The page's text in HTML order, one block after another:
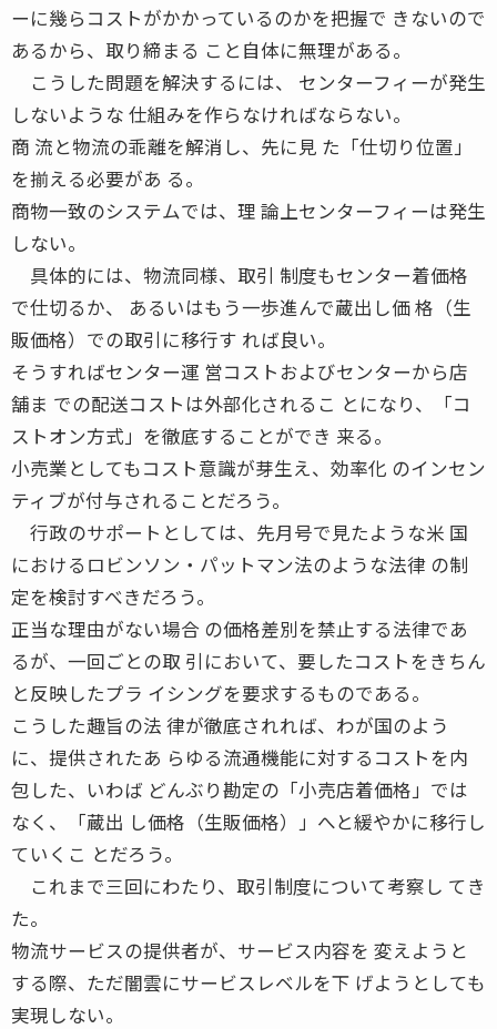
ーに幾らコストがかかっているのかを把握で きないので
あるから、取り締まる こと自体に無理がある。
こうした問題を解決するには、 センターフィーが発生
しないような 仕組みを作らなければならない。
商 流と物流の乖離を解消し、先に見 た「仕切り位置」
を揃える必要があ る。
商物一致のシステムでは、理 論上センターフィーは発生
しない。
具体的には、物流同様、取引 制度もセンター着価格
で仕切るか、 あるいはもう一歩進んで蔵出し価 格（生
販価格）での取引に移行す れば良い。
そうすればセンター運 営コストおよびセンターから店
舗ま での配送コストは外部化されるこ とになり、「コ
ストオン方式」を徹底することができ 来る。
小売業としてもコスト意識が芽生え、効率化 のインセン
ティブが付与されることだろう。
行政のサポートとしては、先月号で見たような米 国
におけるロビンソン・パットマン法のような法律 の制
定を検討すべきだろう。
正当な理由がない場合 の価格差別を禁止する法律であ
るが、一回ごとの取 引において、要したコストをきちん
と反映したプラ イシングを要求するものである。
こうした趣旨の法 律が徹底されれば、わが国のよう
に、提供されたあ らゆる流通機能に対するコストを内
包した、いわば どんぶり勘定の「小売店着価格」では
なく、「蔵出 し価格（生販価格）」へと緩やかに移行し
ていくこ とだろう。
これまで三回にわたり、取引制度について考察し てき
た。
物流サービスの提供者が、サービス内容を 変えようと
する際、ただ闇雲にサービスレベルを下 げようとしても
実現しない。